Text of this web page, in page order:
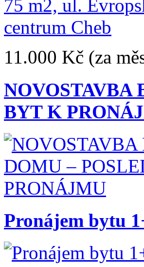
11.000 Kč (za
NOVOSTAVBA
BYT K
Pronájem bytu